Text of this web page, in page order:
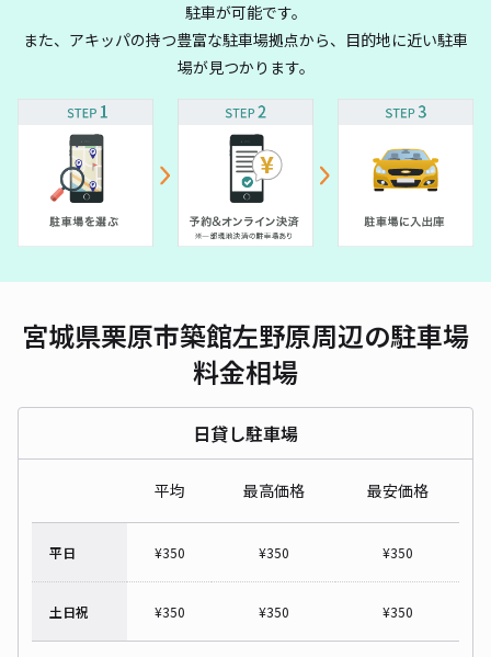
駐車が可能です。
また、アキッパの持つ豊富な駐車場拠点から、目的地に近い駐車
場が見つかります。
宮城県栗原市築館左野原周辺の駐車場
料金相場
日貸し駐車場
平均 最高価格 最安価格
平日 ¥350 ¥350 ¥350
土日祝 ¥350 ¥350 ¥350